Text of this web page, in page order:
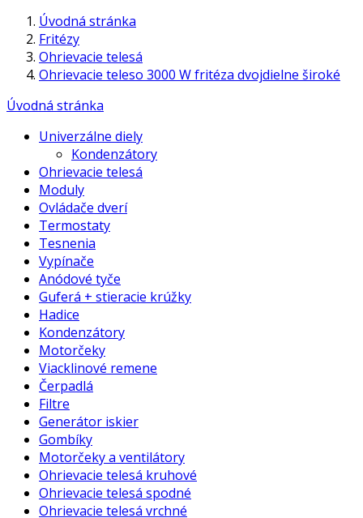
Úvodná stránka
Fritézy
Ohrievacie telesá
Ohrievacie teleso 3000 W fritéza dvojdielne široké
Úvodná stránka
Univerzálne diely
Kondenzátory
Ohrievacie telesá
Moduly
Ovládače dverí
Termostaty
Tesnenia
Vypínače
Anódové tyče
Guferá + stieracie krúžky
Hadice
Kondenzátory
Motorčeky
Viacklinové remene
Čerpadlá
Filtre
Generátor iskier
Gombíky
Motorčeky a ventilátory
Ohrievacie telesá kruhové
Ohrievacie telesá spodné
Ohrievacie telesá vrchné